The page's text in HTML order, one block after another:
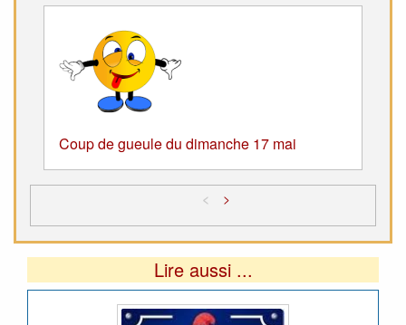
Coup de gueule du dimanche 17 mai
< >
Lire aussi ...